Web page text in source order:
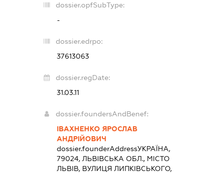
dossier.opfSubType:
-
dossier.edrpo:
37613063
dossier.regDate:
31.03.11
dossier.foundersAndBenef:
ІВАХНЕНКО ЯРОСЛАВ
АНДРІЙОВИЧ
dossier.founderAddressУКРАЇНА,
79024, ЛЬВІВСЬКА ОБЛ., МІСТО
ЛЬВІВ, ВУЛИЦЯ ЛИПКІВСЬКОГО,